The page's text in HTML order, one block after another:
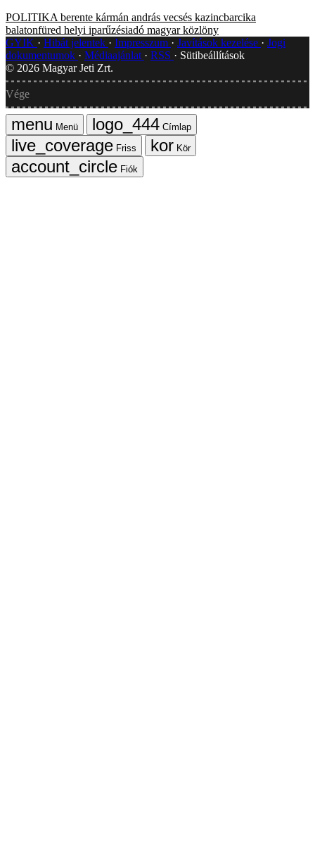
POLITIKA berente kármán andrás vecsés kazincbarcika
balatonfüred helyi iparűzésiadó magyar közlöny
GYIK
Hibát jelentek Impresszum Javítások kezelése
Jogi
dokumentumok
Médiaajánlat RSS
Sütibeállítások
© 2026 Magyar Jeti Zrt.
Vége
Menü
Címlap
Friss
Kör
Fiók